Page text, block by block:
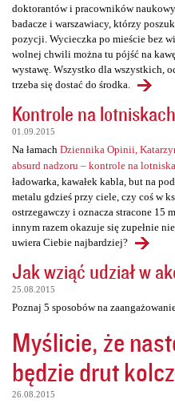
doktorantów i pracowników
badacze i warszawiacy, którzy
pozycji. Wycieczka po mieście bez
wolnej chwili można tu pójść na
wystawę. Wszystko dla wszystkich,
trzeba się dostać do środka.
Kontrole na
01.09.2015
Na łamach Dziennika Opinii,
absurd nadzoru – kontrole na
ładowarka, kawałek kabla, but na
metalu gdzieś przy ciele, czy coś w
ostrzegawczy i oznacza stracone 15
innym razem okazuje się zupełnie
uwiera Ciebie najbardziej?
Jak wziąć udział w
25.08.2015
Poznaj 5 sposobów na
Myślicie, że
będzie drut
26.08.2015